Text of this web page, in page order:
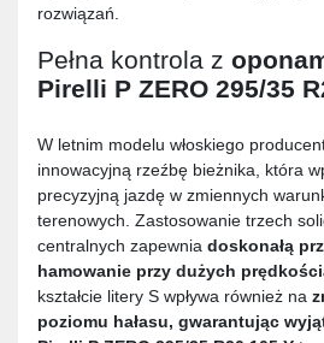
rozwiązań.
Pełna kontrola z
Pirelli P ZERO 295/35
W letnim modelu włoskiego
innowacyjną rzeźbę bieżnika, która
precyzyjną jazdę w zmiennych
terenowych. Zastosowanie trzech
centralnych zapewnia doskonałą
hamowanie przy dużych
kształcie litery S wpływa również na
poziomu hałasu, gwarantując